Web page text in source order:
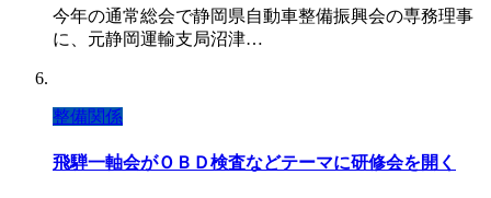
今年の通常総会で静岡県自動車整備振興会の専務理事
に、元静岡運輸支局沼津…
整備関係
飛騨一軸会がＯＢＤ検査などテーマに研修会を開く